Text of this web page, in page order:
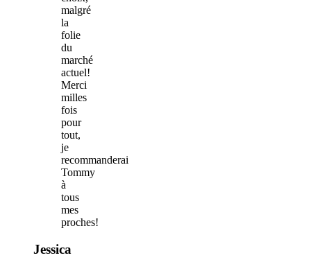
malgré
la
folie
du
marché
actuel!
Merci
milles
fois
pour
tout,
je
recommanderai
Tommy
à
tous
mes
proches!
Jessica